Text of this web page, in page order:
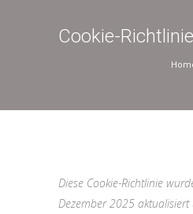
Cookie-
Diese Cookie-Richtlinie
Dezember 2025